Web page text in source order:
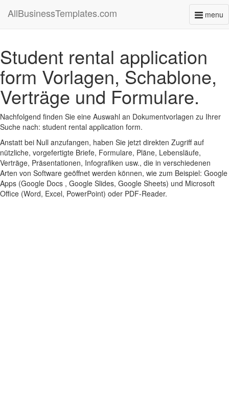
menu
AllBusinessTemplates.com
Student rental application
form Vorlagen, Schablone,
Verträge und Formulare.
Nachfolgend finden Sie eine Auswahl an Dokumentvorlagen zu Ihrer
Suche nach: student rental application form.
Anstatt bei Null anzufangen, haben Sie jetzt direkten Zugriff auf
nützliche, vorgefertigte Briefe, Formulare, Pläne, Lebensläufe,
Verträge, Präsentationen, Infografiken usw., die in verschiedenen
Arten von Software geöffnet werden können, wie zum Beispiel: Google
Apps (Google Docs , Google Slides, Google Sheets) und Microsoft
Office (Word, Excel, PowerPoint) oder PDF-Reader.